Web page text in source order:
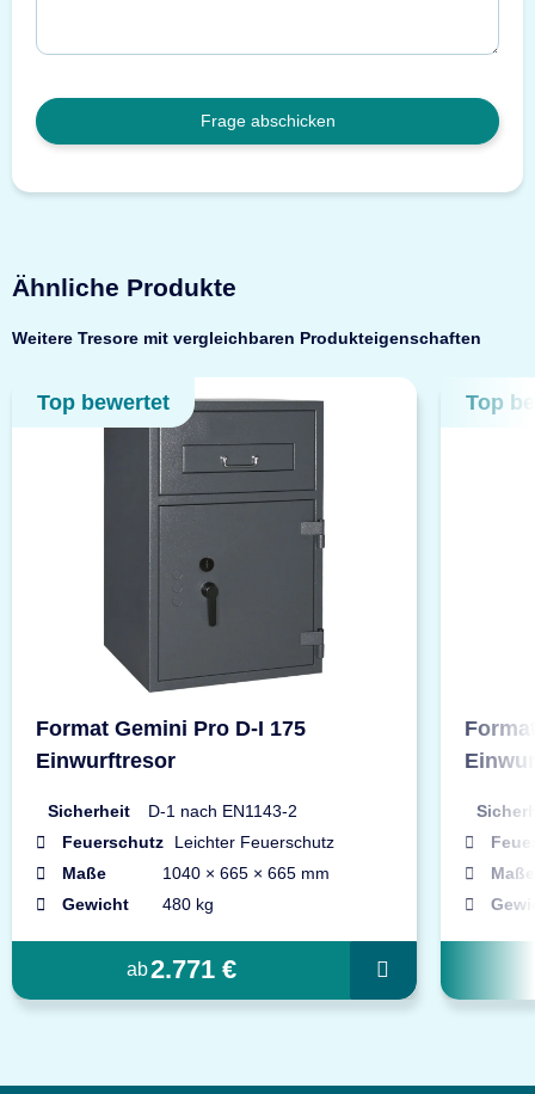
Frage abschicken
Ähnliche Produkte
Weitere Tresore mit vergleichbaren Produkteigenschaften
Top bewertet
Format Gemini Pro D-I 175
Einwurftresor
Sicherheit
D-1 nach EN1143-2
Feuerschutz
Leichter Feuerschutz
Maße
1040 × 665 × 665 mm
Gewicht
480 kg
ab2.771 €
Top
Maße